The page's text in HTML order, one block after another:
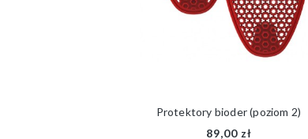
Protektory bioder (poziom 2)
89,00 zł